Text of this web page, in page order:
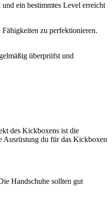
ein bestimmtes Level erreicht
zu perfektionieren.
überprüfst und
des Kickboxens ist die
Ausrüstung du für das Kickboxen
Handschuhe sollten gut